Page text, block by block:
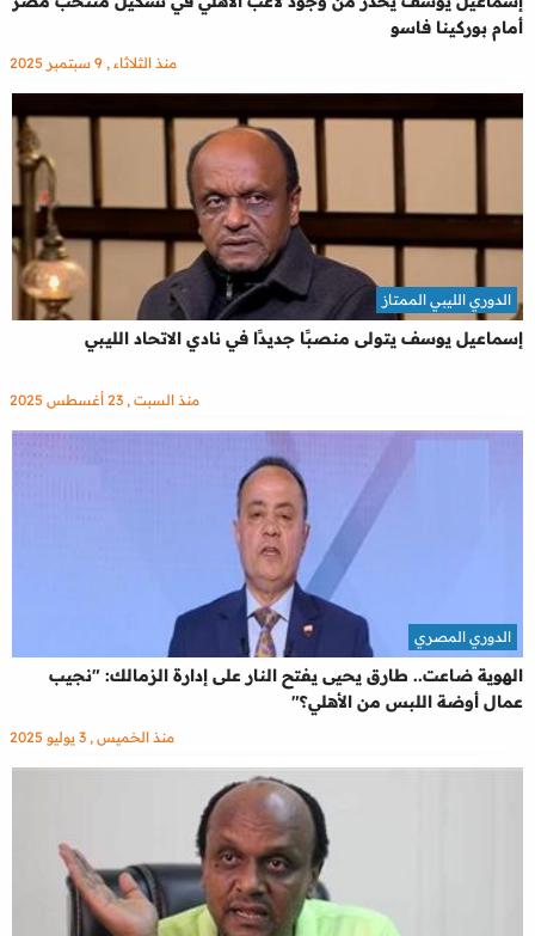
أمام بوركينا فاسو
منذ الثلاثاء , 9 سبتمبر 2025
إسماعيل يوسف يتولى منصبًا جديدًا في نادي الاتحاد الليبي
الدوري الليبي الممتاز
منذ السبت , 23 أغسطس 2025
الهوية ضاعت.. طارق يحيى يفتح النار على إدارة الزمالك: "نجيب
عمال أوضة اللبس من الأهلي؟"
الدوري المصري
منذ الخميس , 3 يوليو 2025